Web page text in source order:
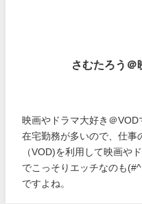
さむたろう＠
映画やドラマ大好き＠
在宅勤務が多いので、仕事
（VOD)を利用して映画や
でこっそりエッチなのも
ですよね。